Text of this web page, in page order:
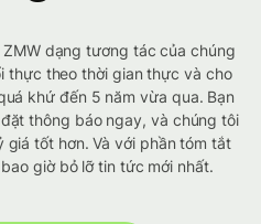
dạng tương tác của chúng
thực theo thời gian thực và cho
khứ đến 5 năm vừa qua. Bạn
thông báo ngay, và chúng tôi
tốt hơn. Và với phần tóm tắt
giờ bỏ lỡ tin tức mới nhất.